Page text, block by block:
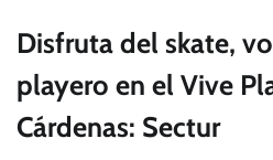
Disfruta del skate,
playero en el Vive
Cárdenas: Sectur